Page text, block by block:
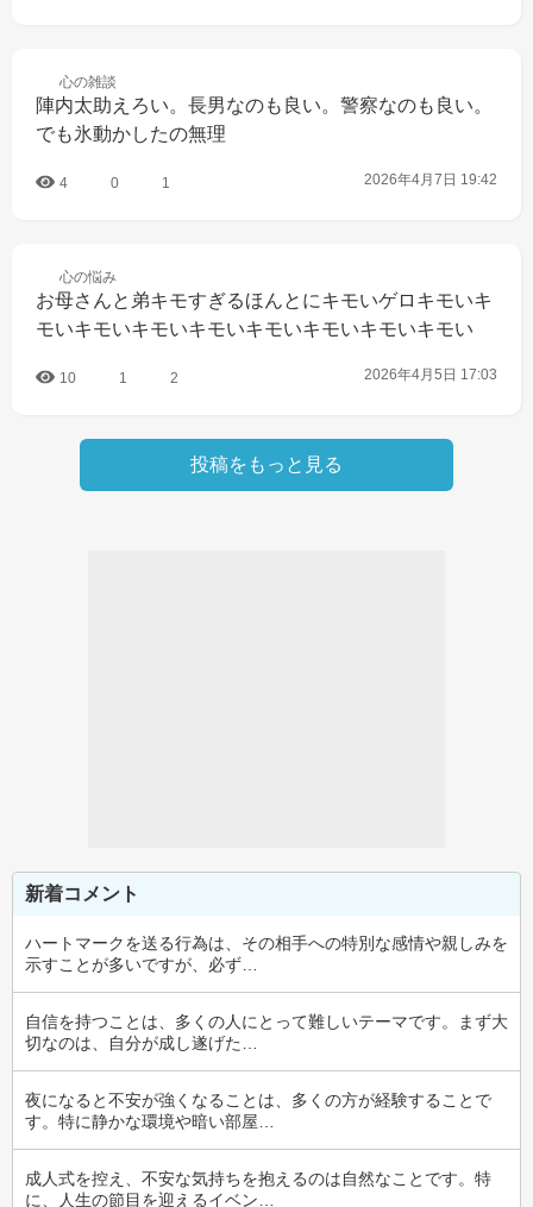
心の雑談
陣内太助えろい。長男なのも良い。警察なのも良い。
でも氷動かしたの無理
4 0 1 2026年4月7日 19:42
心の悩み
お母さんと弟キモすぎるほんとにキモいゲロキモいキ
モいキモいキモいキモいキモいキモいキモいキモい
10 1 2 2026年4月5日 17:03
投稿をもっと見る
新着コメント
ハートマークを送る行為は、その相手への特別な感情や親しみを
示すことが多いですが、必ず…
自信を持つことは、多くの人にとって難しいテーマです。まず大
切なのは、自分が成し遂げた…
夜になると不安が強くなることは、多くの方が経験することで
す。特に静かな環境や暗い部屋…
成人式を控え、不安な気持ちを抱えるのは自然なことです。特
に、人生の節目を迎えるイベン…